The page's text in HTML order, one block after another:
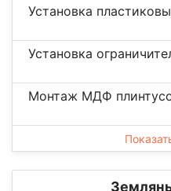
Установка
Установка
Монтаж МДФ